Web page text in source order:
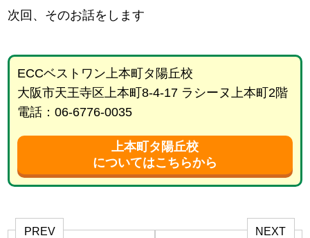
次回、そのお話をします
ECCベストワン上本町タ陽丘校
大阪市天王寺区上本町8-4-17 ラシーヌ上本町2階
電話：06-6776-0035
上本町タ陽丘校
についてはこちらから
PREV NEXT